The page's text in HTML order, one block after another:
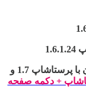
در صورت تمایل به تهیه نسخه سازگار همزمان با پرستاشاپ 1.7 و
+ دکمه صفحه